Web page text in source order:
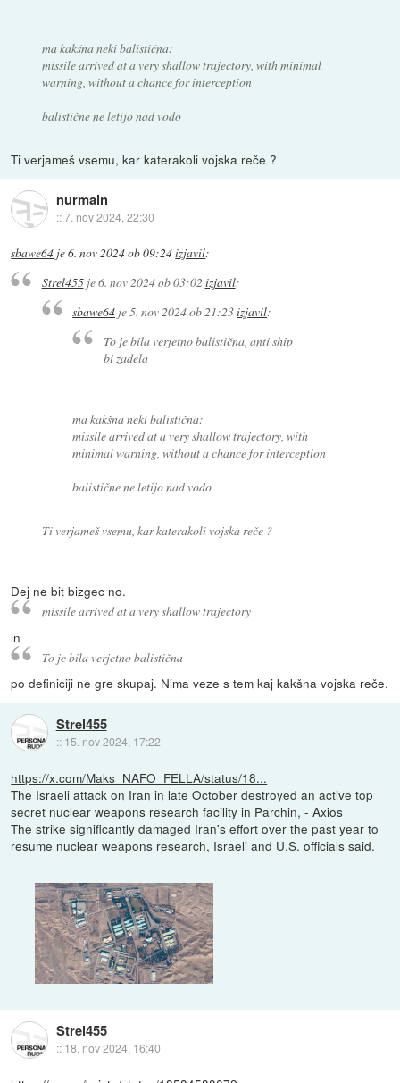
ma kakšna neki balistična:
missile arrived at a very shallow trajectory, with minimal
warning, without a chance for interception
balistične ne letijo nad vodo
Ti verjameš vsemu, kar katerakoli vojska reče ?
nurmaln
::7. nov 2024, 22:30
sbawe64 je6. nov 2024 ob 09:24izjavil:
Strel455je6. nov 2024 ob 03:02 izjavil:
sbawe64 je5. nov 2024 ob 21:23izjavil:
To je bila verjetno balistična, anti ship
bi zadela
ma kakšna neki balistična:
missile arrived at a very shallow trajectory, with
minimal warning, without a chance for interception
balistične ne letijo nad vodo
Ti verjameš vsemu, kar katerakoli vojska reče ?
Dej ne bit bizgec no.
missile arrived at a very shallow trajectory
in
To je bila verjetno balistična
po definiciji ne gre skupaj. Nima veze s tem kaj kakšna vojska reče.
Strel455
:: 15. nov 2024, 17:22
https://x.com/Maks_NAFO_FELLA/status/18...
The Israeli attack on Iran in late October destroyed an active top
secret nuclear weapons research facility in Parchin, - Axios
The strike significantly damaged Iran's effort over the past year to
resume nuclear weapons research, Israeli and U.S. officials said.
Strel455
:: 18. nov 2024, 16:40